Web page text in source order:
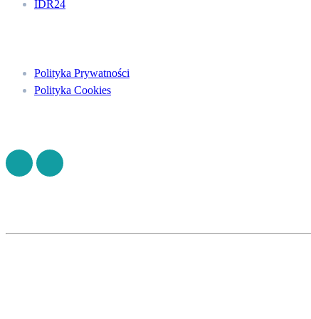
IDR24
Polityka Prywatności
Polityka Cookies